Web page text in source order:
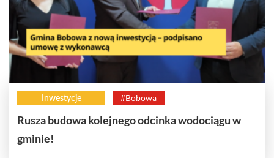
Inwestycje #Bobowa
Rusza budowa kolejnego odcinka wodociągu w
gminie!